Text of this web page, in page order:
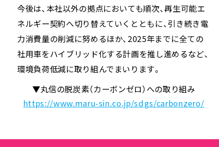
今後は、本社以外の拠点においても順次、再生可能エ
ネルギー契約へ切り替えていくとともに、引き続き電
力消費量の削減に努めるほか、2025年までに全ての
社用車をハイブリッド化する計画を推し進めるなど、
環境負荷低減に取り組んでまいります。
▼丸信の脱炭素（カーボンゼロ）への取り組み
https://www.maru-sin.co.jp/sdgs/carbonzero/